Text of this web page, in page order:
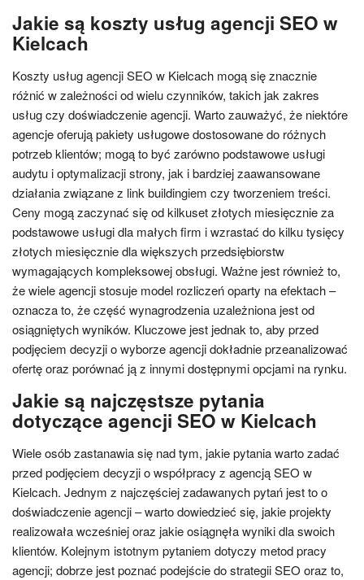
Jakie są koszty usług agencji SEO w
Kielcach
Koszty usług agencji SEO w Kielcach mogą się znacznie
różnić w zależności od wielu czynników, takich jak zakres
usług czy doświadczenie agencji. Warto zauważyć, że niektóre
agencje oferują pakiety usługowe dostosowane do różnych
potrzeb klientów; mogą to być zarówno podstawowe usługi
audytu i optymalizacji strony, jak i bardziej zaawansowane
działania związane z link buildingiem czy tworzeniem treści.
Ceny mogą zaczynać się od kilkuset złotych miesięcznie za
podstawowe usługi dla małych firm i wzrastać do kilku tysięcy
złotych miesięcznie dla większych przedsiębiorstw
wymagających kompleksowej obsługi. Ważne jest również to,
że wiele agencji stosuje model rozliczeń oparty na efektach –
oznacza to, że część wynagrodzenia uzależniona jest od
osiągniętych wyników. Kluczowe jest jednak to, aby przed
podjęciem decyzji o wyborze agencji dokładnie przeanalizować
ofertę oraz porównać ją z innymi dostępnymi opcjami na rynku.
Jakie są najczęstsze pytania
dotyczące agencji SEO w Kielcach
Wiele osób zastanawia się nad tym, jakie pytania warto zadać
przed podjęciem decyzji o współpracy z agencją SEO w
Kielcach. Jednym z najczęściej zadawanych pytań jest to o
doświadczenie agencji – warto dowiedzieć się, jakie projekty
realizowała wcześniej oraz jakie osiągnęła wyniki dla swoich
klientów. Kolejnym istotnym pytaniem dotyczy metod pracy
agencji; dobrze jest poznać podejście do strategii SEO oraz to,